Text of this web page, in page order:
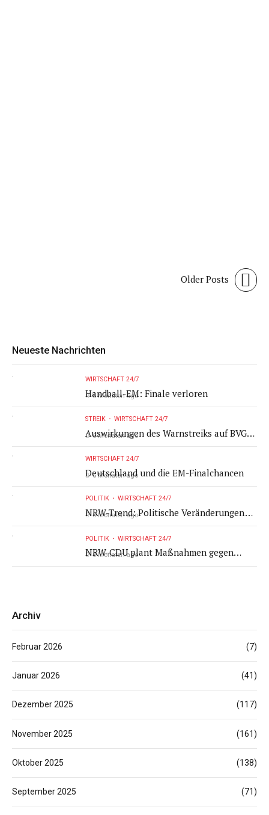
Older Posts
Neueste Nachrichten
WIRTSCHAFT 24/7
Handball-EM: Finale verloren
6 Monaten ago
STREIK WIRTSCHAFT 24/7
Auswirkungen des Warnstreiks auf BVG-
Fahrgäste
6 Monaten ago
WIRTSCHAFT 24/7
Deutschland und die EM-Finalchancen
6 Monaten ago
POLITIK WIRTSCHAFT 24/7
NRW-Trend: Politische Veränderungen
und Infrastrukturprobleme
6 Monaten ago
POLITIK WIRTSCHAFT 24/7
NRW-CDU plant Maßnahmen gegen
Sozialleistungsbetrug
6 Monaten ago
Archiv
Februar 2026 (7)
Januar 2026 (41)
Dezember 2025 (117)
November 2025 (161)
Oktober 2025 (138)
September 2025 (71)